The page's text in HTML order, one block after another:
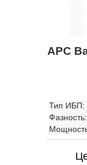
APC
Тип ИБП:
Фазность: